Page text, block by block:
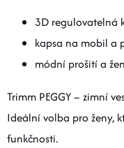
3D regulovatelná
kapsa na mobil a
módní prošití a
Trimm PEGGY – zimní
Ideální volba pro ženy,
funkčnosti.